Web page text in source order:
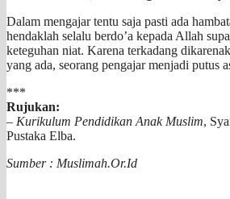
Dalam mengajar tentu saja pasti ada
hendaklah selalu berdo’a kepada Allah
keteguhan niat. Karena terkadang
yang ada, seorang pengajar menjadi putus
***
Rujukan:
– Kurikulum Pendidikan Anak Muslim,
Pustaka Elba.
Sumber : Muslimah.Or.Id